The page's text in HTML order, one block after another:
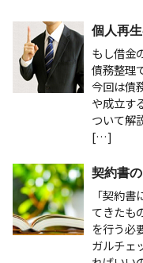
個人再
もし借金
債務整理
今回は債
や成立す
ついて解
[…]
契約書
「契約
てきたも
を行う必
ガルチェ